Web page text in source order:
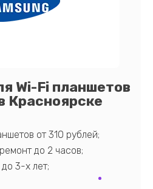
Wi-Fi планшетов
Красноярске
от 310 рублей;
до 2 часов;
3-х лет;